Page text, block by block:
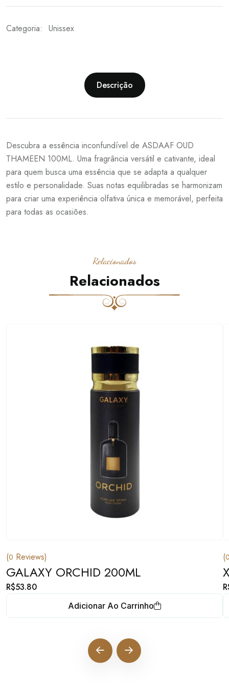
Categoria: Unissex
Descrição
Descubra a essência inconfundível de ASDAAF OUD
THAMEEN 100ML. Uma fragrância versátil e cativante, ideal
para quem busca uma essência que se adapta a qualquer
estilo e personalidade. Suas notas equilibradas se harmonizam
para criar uma experiência olfativa única e memorável, perfeita
para todas as ocasiões.
Relacionados
Relacionados
(0 Reviews)
GALAXY ORCHID 200ML
R$53.80
Adicionar Ao Carrinho
(